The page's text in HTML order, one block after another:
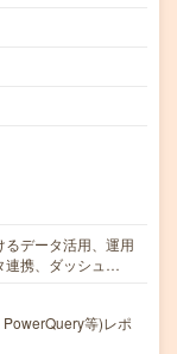
るデータ活用、運用
連携、ダッシュ…
等)レポ